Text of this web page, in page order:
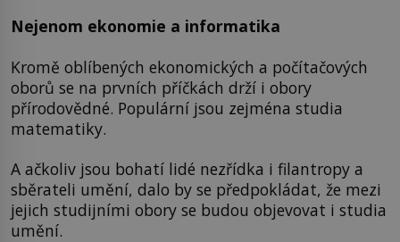
Nejenom ekonomie a informatika
Kromě oblíbených ekonomických a počítačových
oborů se na prvních příčkách drží i obory
přírodovědné. Populární jsou zejména studia
matematiky.
A ačkoliv jsou bohatí lidé nezřídka i filantropy a
sběrateli umění, dalo by se předpokládat, že mezi
jejich studijními obory se budou objevovat i studia
umění.